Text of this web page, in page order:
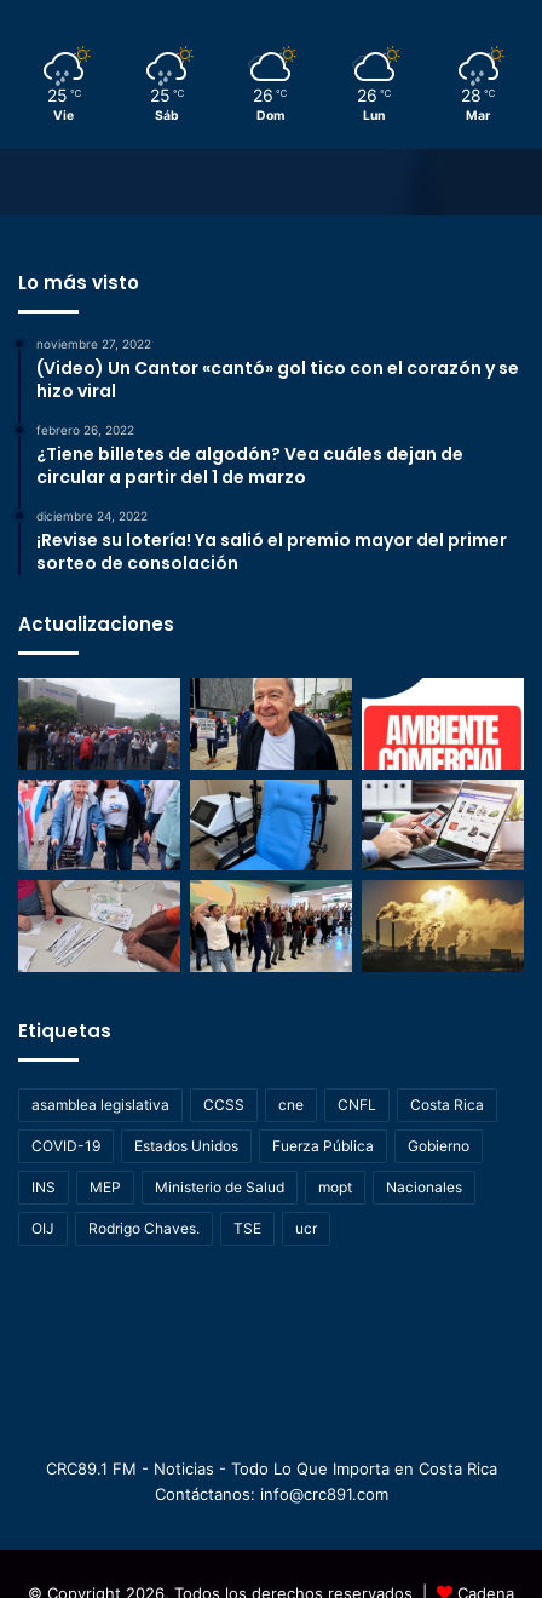
25 ℃
Vie
25 ℃
Sáb
26 ℃
Dom
26 ℃
Lun
28 ℃
Mar
Lo más visto
noviembre 27, 2022
(Video) Un Cantor «cantó» gol tico con el corazón y se
hizo viral
febrero 26, 2022
¿Tiene billetes de algodón? Vea cuáles dejan de
circular a partir del 1 de marzo
diciembre 24, 2022
¡Revise su lotería! Ya salió el premio mayor del primer
sorteo de consolación
Actualizaciones
Etiquetas
asamblea legislativa CCSS cne CNFL Costa Rica
COVID-19 Estados Unidos Fuerza Pública Gobierno
INS MEP Ministerio de Salud mopt Nacionales
OIJ Rodrigo Chaves. TSE ucr
CRC89.1 FM - Noticias - Todo Lo Que Importa en Costa Rica
Contáctanos: info@crc891.com
© Copyright 2026, Todos los derechos reservados | Cadena